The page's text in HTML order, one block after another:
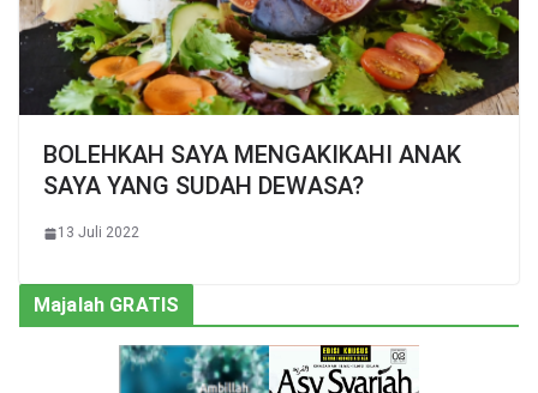
BOLEHKAH SAYA MENGAKIKAHI ANAK
SAYA YANG SUDAH DEWASA?
13 Juli 2022
Majalah GRATIS